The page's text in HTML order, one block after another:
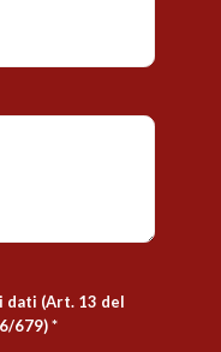
(Art. 13 del
679)*